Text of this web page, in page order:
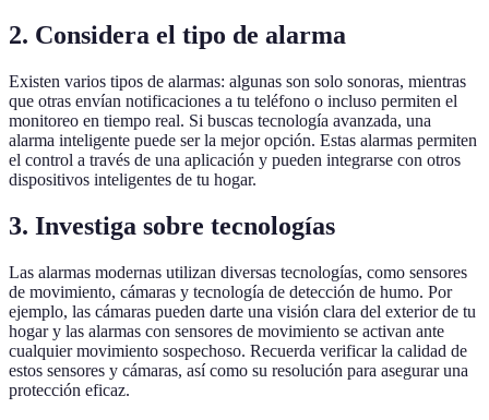
2. Considera el tipo de alarma
Existen varios tipos de alarmas: algunas son solo sonoras, mientras
que otras envían notificaciones a tu teléfono o incluso permiten el
monitoreo en tiempo real. Si buscas tecnología avanzada, una
alarma inteligente puede ser la mejor opción. Estas alarmas permiten
el control a través de una aplicación y pueden integrarse con otros
dispositivos inteligentes de tu hogar.
3. Investiga sobre tecnologías
Las alarmas modernas utilizan diversas tecnologías, como sensores
de movimiento, cámaras y tecnología de detección de humo. Por
ejemplo, las cámaras pueden darte una visión clara del exterior de tu
hogar y las alarmas con sensores de movimiento se activan ante
cualquier movimiento sospechoso. Recuerda verificar la calidad de
estos sensores y cámaras, así como su resolución para asegurar una
protección eficaz.